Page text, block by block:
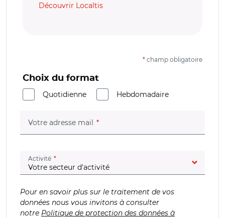
Découvrir Localtis
* champ obligatoire
Choix du format
Quotidienne
Hebdomadaire
Votre adresse mail (champ obligatoire)
Activité (champ obligatoire)
Pour en savoir plus sur le traitement de vos
données nous vous invitons à consulter
notre Politique de protection des données à